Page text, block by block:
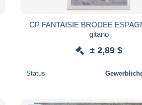
CP FANTAISIE BRODEE
gitano
± 2,89 $
Status